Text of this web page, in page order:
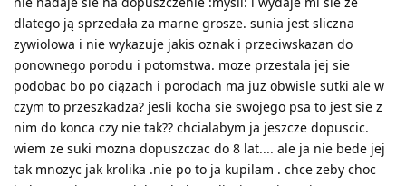
dlatego ją sprzedała za marne grosze. sunia jest sliczna
zywiolowa i nie wykazuje jakis oznak i przeciwskazan do
ponownego porodu i potomstwa. moze przestala jej sie
podobac bo po ciązach i porodach ma juz obwisle sutki ale w
czym to przeszkadza? jesli kocha sie swojego psa to jest sie z
nim do konca czy nie tak?? chcialabym ja jeszcze dopuscic.
wiem ze suki mozna dopuszczac do 8 lat.... ale ja nie bede jej
tak mnozyc jak krolika .nie po to ja kupilam . chce zeby choc